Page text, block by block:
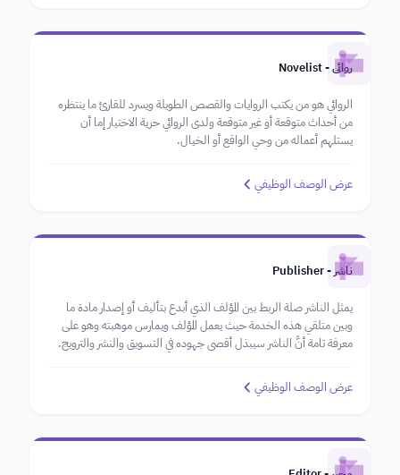
روائي - Novelist
الروائي هو من يكتب الروايات والقصص الطويلة ويسرد للقارئ ما ينتظره
من أحداث متوقعة أو غير متوقعة ولدى الروائي حرية الاختيار إما أن
يستلهم أعماله من وحي الواقع أو الخيال.
عرض الوصف الوظيفي
ناشر - Publisher
يمثل الناشر صلة الربط بين المؤلف الذي أبدع بتأليف أو إصدار مادة ما
وبين متلقي هذه الخدمة حيث يعمل المؤلف ويمارس موهبته وهو على
معرفة تامة أنَّ الناشر سيبذل أقصى جهوده في التسويق والنشر والترويج.
عرض الوصف الوظيفي